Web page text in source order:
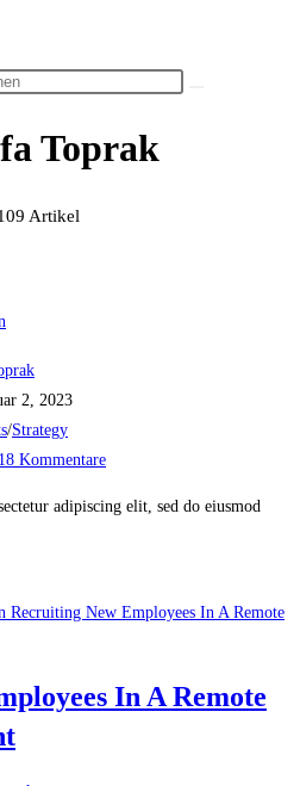
Toprak
Artikel
2, 2023
/Strategy
Kommentare
adipiscing elit, sed do eiusmod
In A Remote